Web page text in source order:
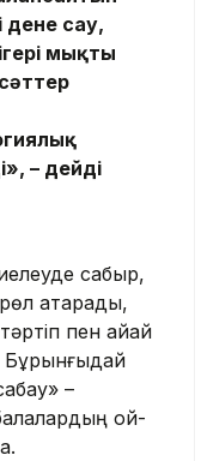
сау,
мықты
– дейді
сабыр,
атқарады,
пен айқай
Бұрынғыдай
–
ой-